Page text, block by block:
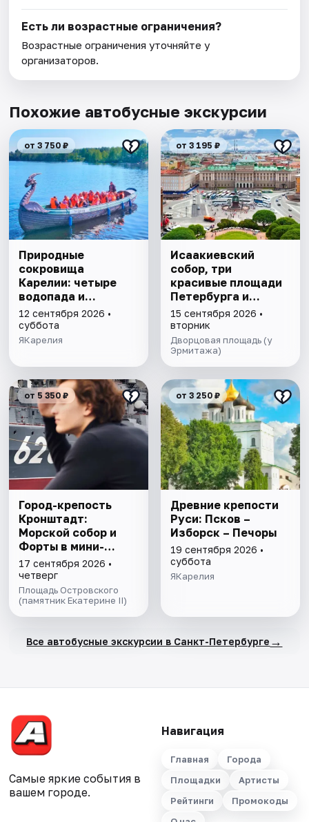
Есть ли возрастные ограничения?
Возрастные ограничения уточняйте у
организаторов.
Похожие автобусные экскурсии
от 3 750 ₽
Природные
сокровища
Карелии: четыре
водопада и
однодневное
плавание на ладье
среди ладожских
12 сентября 2026 •
суббота
ЯКарелия
от 3 195 ₽
Исаакиевский
собор, три
красивые площади
Петербурга и
подъём на
колоннаду в мини-
группе
15 сентября 2026 •
вторник
Дворцовая площадь (у
Эрмитажа)
от 5 350 ₽
Город-крепость
Кронштадт:
Морской собор и
Форты в мини-
группе
17 сентября 2026 •
четверг
Площадь Островского
(памятник Екатерине II)
от 3 250 ₽
Древние крепости
Руси: Псков –
Изборск – Печоры
19 сентября 2026 •
суббота
ЯКарелия
Все автобусные экскурсии в Санкт-Петербурге →
Самые яркие события в
вашем городе.
Навигация
Главная
Города
Площадки
Артисты
Рейтинги
Промокоды